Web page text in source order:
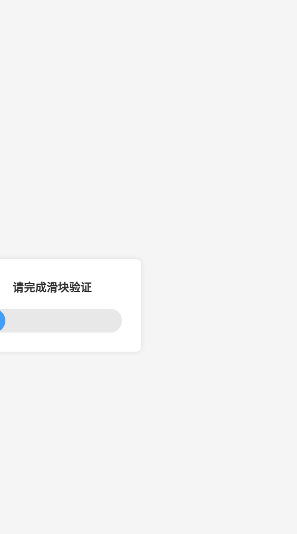
请完成滑块验证